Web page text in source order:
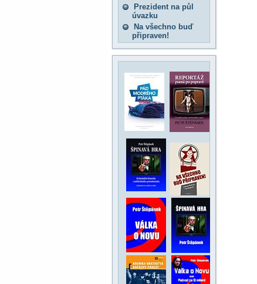
Prezident na půl
úvazku
Na všechno buď
připraven!